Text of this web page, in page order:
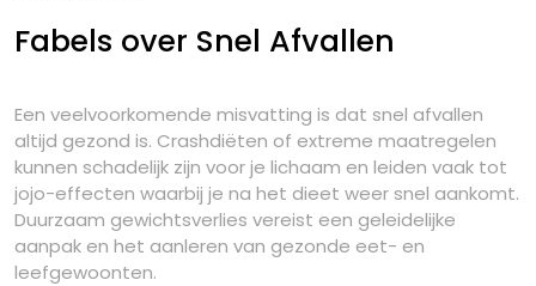
Fabels over Snel Afvallen
Een veelvoorkomende misvatting is dat snel afvallen
altijd gezond is. Crashdiëten of extreme maatregelen
kunnen schadelijk zijn voor je lichaam en leiden vaak tot
jojo-effecten waarbij je na het dieet weer snel aankomt.
Duurzaam gewichtsverlies vereist een geleidelijke
aanpak en het aanleren van gezonde eet- en
leefgewoonten.